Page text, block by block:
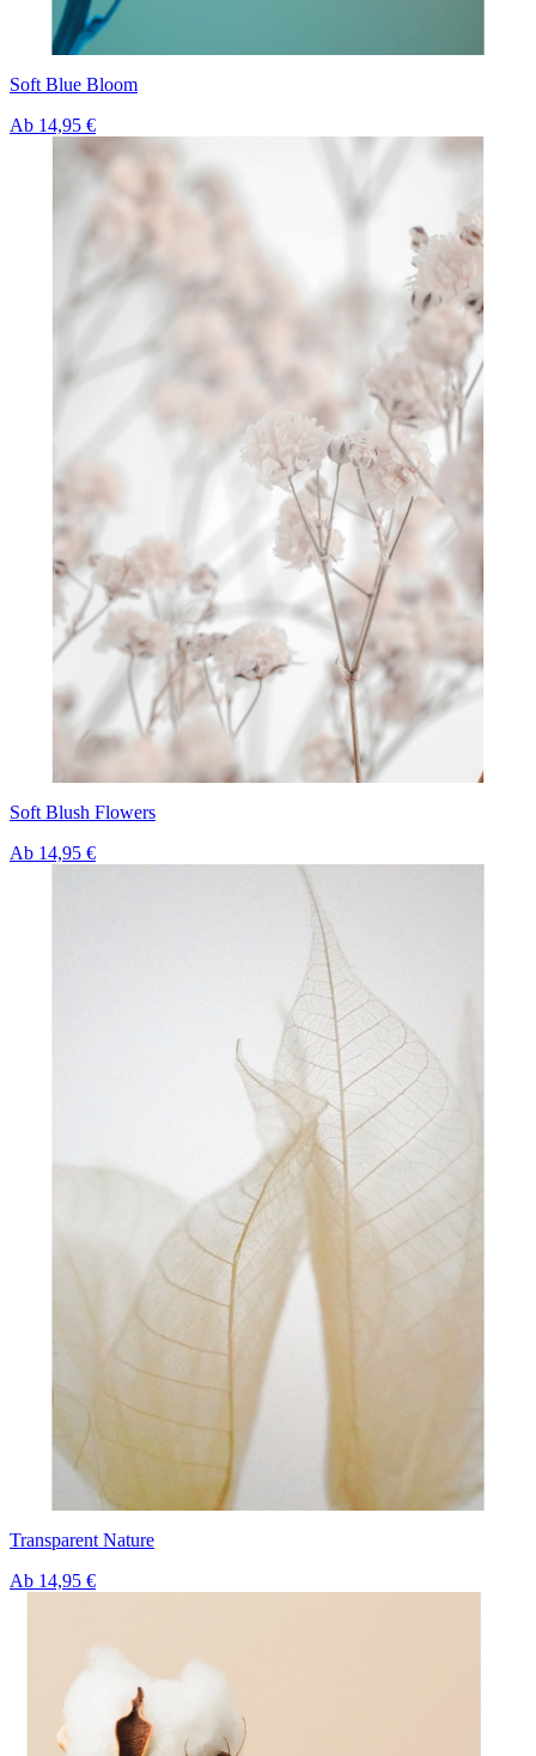
Soft Blue Bloom
Ab 14,95 €
Soft Blush Flowers
Ab 14,95 €
Transparent Nature
Ab 14,95 €